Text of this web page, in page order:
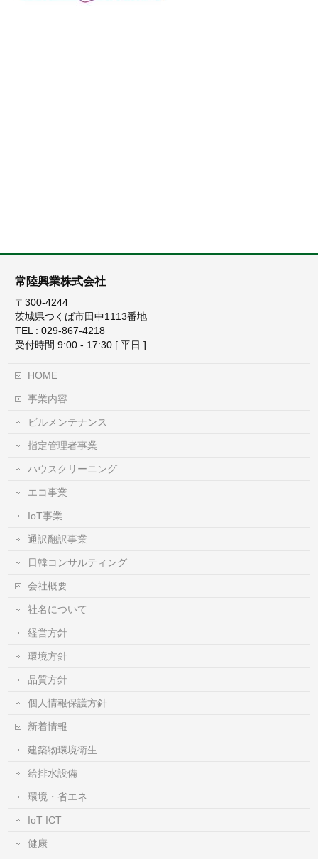
常陸興業株式会社
〒300-4244
茨城県つくば市田中1113番地
TEL : 029-867-4218
受付時間 9:00 - 17:30 [ 平日 ]
HOME
事業内容
ビルメンテナンス
指定管理者事業
ハウスクリーニング
エコ事業
IoT事業
通訳翻訳事業
日韓コンサルティング
会社概要
社名について
経営方針
環境方針
品質方針
個人情報保護方針
新着情報
建築物環境衛生
給排水設備
環境・省エネ
IoT ICT
健康